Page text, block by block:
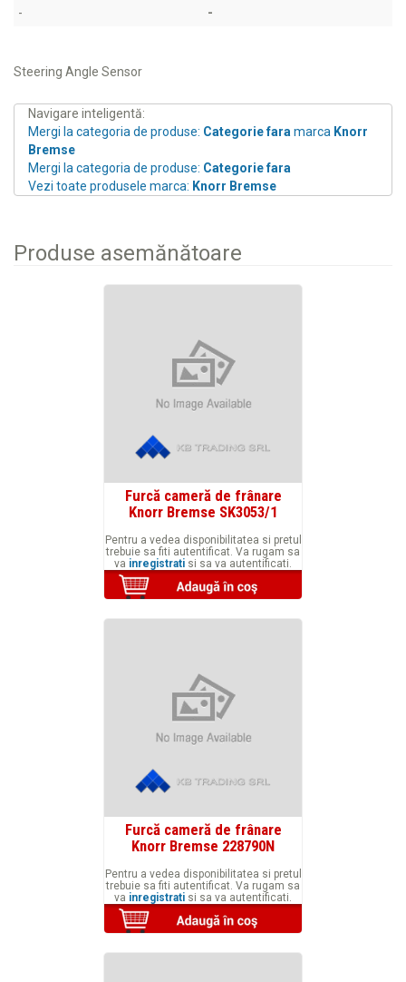
- -
Steering Angle Sensor
Navigare inteligentă:
Mergi la categoria de produse: Categorie fara marca Knorr
Bremse
Mergi la categoria de produse: Categorie fara
Vezi toate produsele marca: Knorr Bremse
Produse asemănătoare
Furcă cameră de frânare
Knorr Bremse SK3053/1
Pentru a vedea disponibilitatea si pretul
trebuie sa fiti autentificat. Va rugam sa
va inregistrati si sa va autentificati.
Furcă cameră de frânare
Knorr Bremse 228790N
Pentru a vedea disponibilitatea si pretul
trebuie sa fiti autentificat. Va rugam sa
va inregistrati si sa va autentificati.